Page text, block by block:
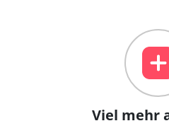
Viel mehr